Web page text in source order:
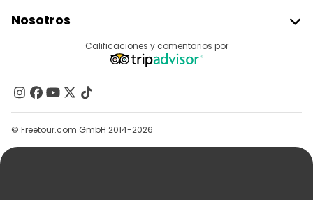
Acceder Como Proveedor
Programa De Afiliados
Nosotros
Contacto
Grupos
Ayuda
Calificaciones y comentarios por
© Freetour.com GmbH 2014-2026